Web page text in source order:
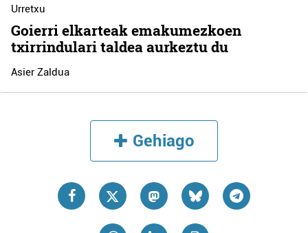
Urretxu
Goierri elkarteak emakumezkoen
txirrindulari taldea aurkeztu du
Asier Zaldua
Gehiago